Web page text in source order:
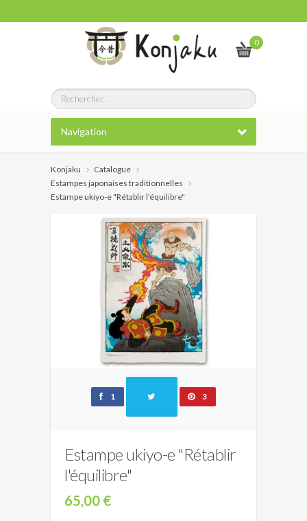
0
Navigation
Konjaku
Catalogue
Estampes japonaises traditionnelles
Estampe ukiyo-e "Rétablir l'équilibre"
1 3
Estampe ukiyo-e "Rétablir
l'équilibre"
65,00 €